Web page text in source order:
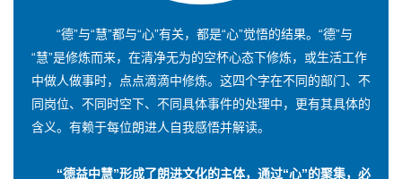
“德”与“慧”都与“心”有关，都是“心”觉悟的结果。“德”与
“慧”是修炼而来，在清净无为的空杯心态下修炼，或生活工作
中做人做事时，点点滴滴中修炼。这四个字在不同的部门、不
同岗位、不同时空下、不同具体事件的处理中，更有其具体的
含义。有赖于每位朗进人自我感悟并解读。
“德益中慧”形成了朗进文化的主体，通过“心”的聚集，必